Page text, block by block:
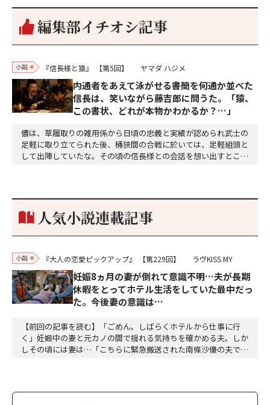
編集部イチオシ記事
小説 『信長様と猿』 【第5回】 ヤマダ ハジメ
内通者をあえて泳がせる――書簡を何通か並べた
信長は、笑いながら藤吉郎に問うた。「猿、
この書状、どれが本物かわかるか？…」
儂は、草履取りの雑用係から日頃の忠義と実績が認められ武士の
足軽に取り立てられた後、桶狭間の合戦に於いては、足軽組頭と
して出陣していたな。その頃の信長様との会話を想い出すとこん
り。どうして勝てたのか、未だにわかりません。…
人気小説連載記事
小説 『大人の恋愛ピックアップ』 【第229回】 ラヴKISS MY
妊娠8ヵ月の妻が倒れて意識不明…夫が長期
休暇をとってホテル生活をしていた最中だっ
た。今後妻の意識は…
【前回の記事を読む】「ごめん。しばらくホテルから仕事に行
く」妊娠中の妻と元カノの間で揺れる気持ちを確かめる夫。しか
しその頃には妻は…「こちらに緊急搬送された南條沙優の夫です
しばらくして、担当医の先生が俺の元にやってきた。「南…